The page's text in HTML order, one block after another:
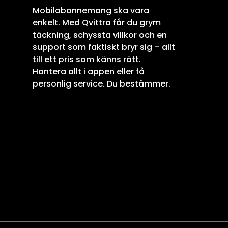
Mobilabonnemang ska vara
enkelt. Med Qvittra får du grym
täckning, schyssta villkor och en
support som faktiskt bryr sig – allt
till ett pris som känns rätt.
Hantera allt i appen eller få
personlig service. Du bestämmer.